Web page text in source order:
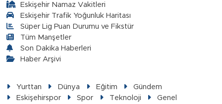
Eskişehir Namaz Vakitleri
Eskişehir Trafik Yoğunluk Haritası
Süper Lig Puan Durumu ve Fikstür
Tüm Manşetler
Son Dakika Haberleri
Haber Arşivi
Yurttan Dünya Eğitim
Gündem
Eskişehirspor
Spor Teknoloji
Genel